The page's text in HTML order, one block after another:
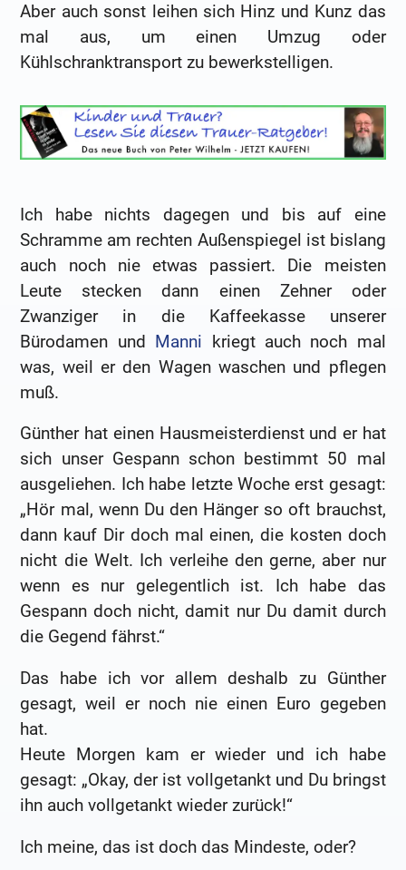
Aber auch sonst leihen sich Hinz und Kunz das
mal aus, um einen Umzug oder
Kühlschranktransport zu bewerkstelligen.
Ich habe nichts dagegen und bis auf eine
Schramme am rechten Außenspiegel ist bislang
auch noch nie etwas passiert. Die meisten
Leute stecken dann einen Zehner oder
Zwanziger in die Kaffeekasse unserer
Bürodamen und Manni kriegt auch noch mal
was, weil er den Wagen waschen und pflegen
muß.
Günther hat einen Hausmeisterdienst und er hat
sich unser Gespann schon bestimmt 50 mal
ausgeliehen. Ich habe letzte Woche erst gesagt:
„Hör mal, wenn Du den Hänger so oft brauchst,
dann kauf Dir doch mal einen, die kosten doch
nicht die Welt. Ich verleihe den gerne, aber nur
wenn es nur gelegentlich ist. Ich habe das
Gespann doch nicht, damit nur Du damit durch
die Gegend fährst.“
Das habe ich vor allem deshalb zu Günther
gesagt, weil er noch nie einen Euro gegeben
hat.
Heute Morgen kam er wieder und ich habe
gesagt: „Okay, der ist vollgetankt und Du bringst
ihn auch vollgetankt wieder zurück!“
Ich meine, das ist doch das Mindeste, oder?